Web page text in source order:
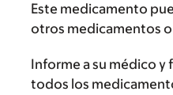
Este medicamento
otros medicamentos
Informe a su médico y
todos los